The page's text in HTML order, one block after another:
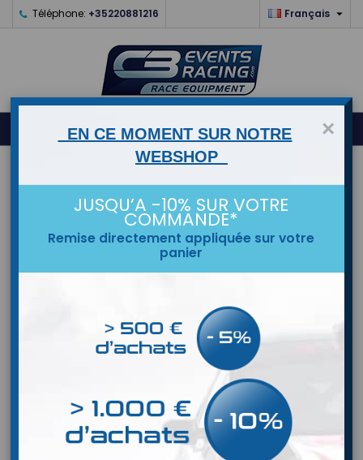
Téléphone: +35220881216 Français 
  0×
EN CE MOMENT SUR NOTRE
WEBSHOP
JUSQU’A -10% SUR VOTRE
COMMANDE*
Remise directement appliquée sur votre
panier